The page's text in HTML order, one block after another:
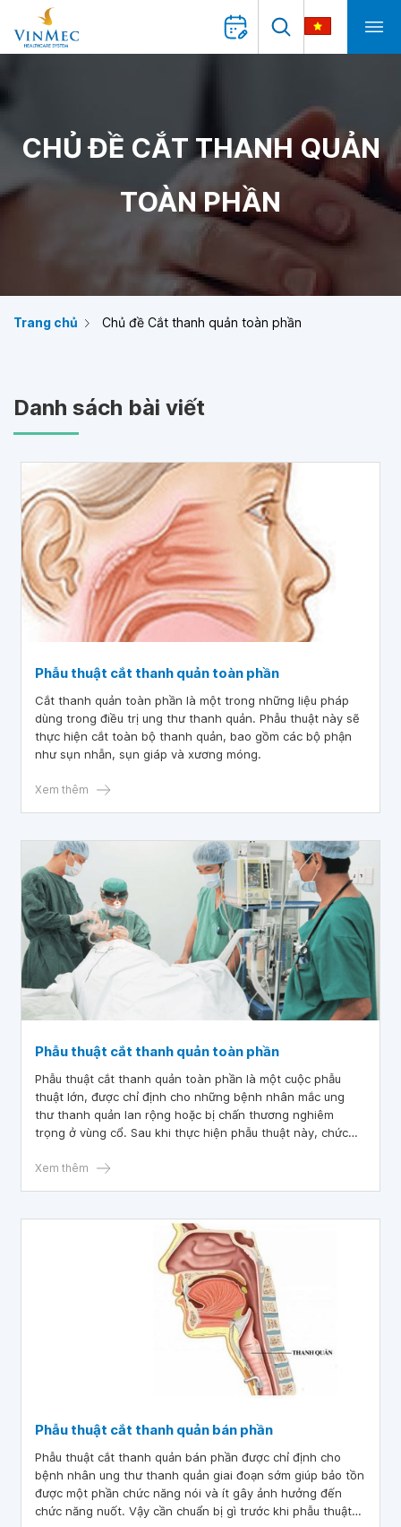
CHỦ ĐỀ CẮT THANH QUẢN
TOÀN PHẦN
Trang chủ Chủ đề Cắt thanh quản toàn phần
Danh sách bài viết
Phẫu thuật cắt thanh quản toàn phần
Cắt thanh quản toàn phần là một trong những liệu pháp
dùng trong điều trị ung thư thanh quản. Phẫu thuật này sẽ
thực hiện cắt toàn bộ thanh quản, bao gồm các bộ phận
như sụn nhẫn, sụn giáp và xương móng.
Xem thêm
Phẫu thuật cắt thanh quản toàn phần
Phẫu thuật cắt thanh quản toàn phần là một cuộc phẫu
thuật lớn, được chỉ định cho những bệnh nhân mắc ung
thư thanh quản lan rộng hoặc bị chấn thương nghiêm
trọng ở vùng cổ. Sau khi thực hiện phẫu thuật này, chức
Xem thêm
Phẫu thuật cắt thanh quản bán phần
Phẫu thuật cắt thanh quản bán phần được chỉ định cho
bệnh nhân ung thư thanh quản giai đoạn sớm giúp bảo tồn
được một phần chức năng nói và ít gây ảnh hưởng đến
chức năng nuốt. Vậy cần chuẩn bị gì trước khi phẫu thuật?